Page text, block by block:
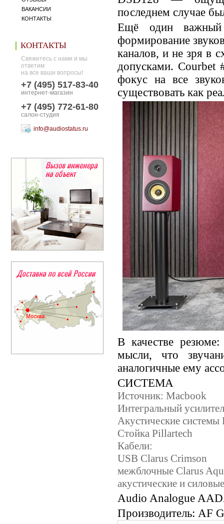
ВАКАНСИИ
КОНТАКТЫ
КОНТАКТЫ
Свяжитесь с нами и мы
ответим
на все ваши вопросы!
+7 (495) 517-83-40
интернет-магазин
+7 (495) 772-61-80
салон-студия
info@audiostatus.ru
последнем случае
Ещё один важный
формирование
каналов, и не зря в
допусками. Courbet
фокус на все
существовать как
В качестве
мысли, что
аналогичные ему
СИСТЕМА
Источник: Macbook
Интегральный
Акустические
Стойка Pillartech
Кабели:
USB Clarus Crimson
межблочные Clarus
акустические и
Audio Analogue
Производитель: AF